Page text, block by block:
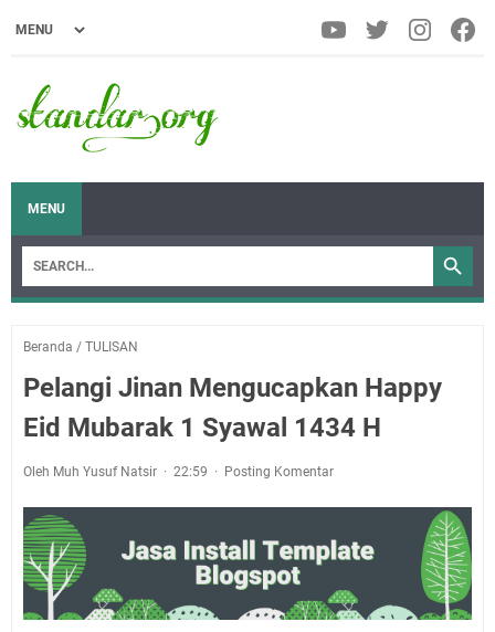
MENU
Beranda / TULISAN
Pelangi Jinan Mengucapkan Happy
Eid Mubarak 1 Syawal 1434 H
Oleh Muh Yusuf Natsir 22:59 Posting Komentar